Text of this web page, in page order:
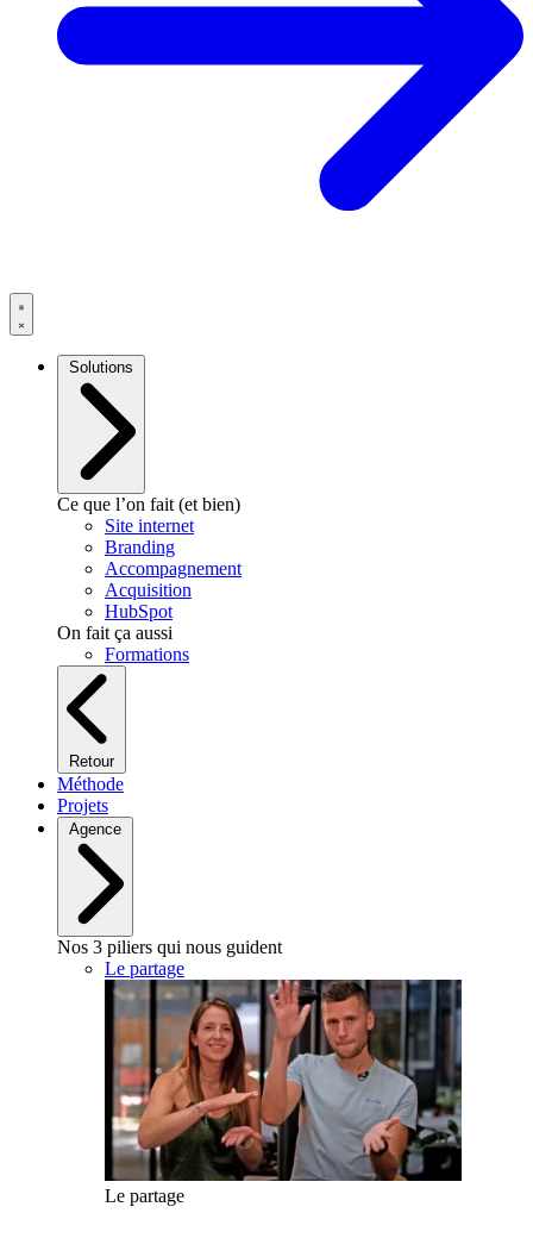
Solutions
Ce que l’on fait (et bien)
Site internet
Branding
Accompagnement
Acquisition
HubSpot
On fait ça aussi
Formations
Retour
Méthode
Projets
Agence
Nos 3 piliers qui nous guident
Le partage
Le partage